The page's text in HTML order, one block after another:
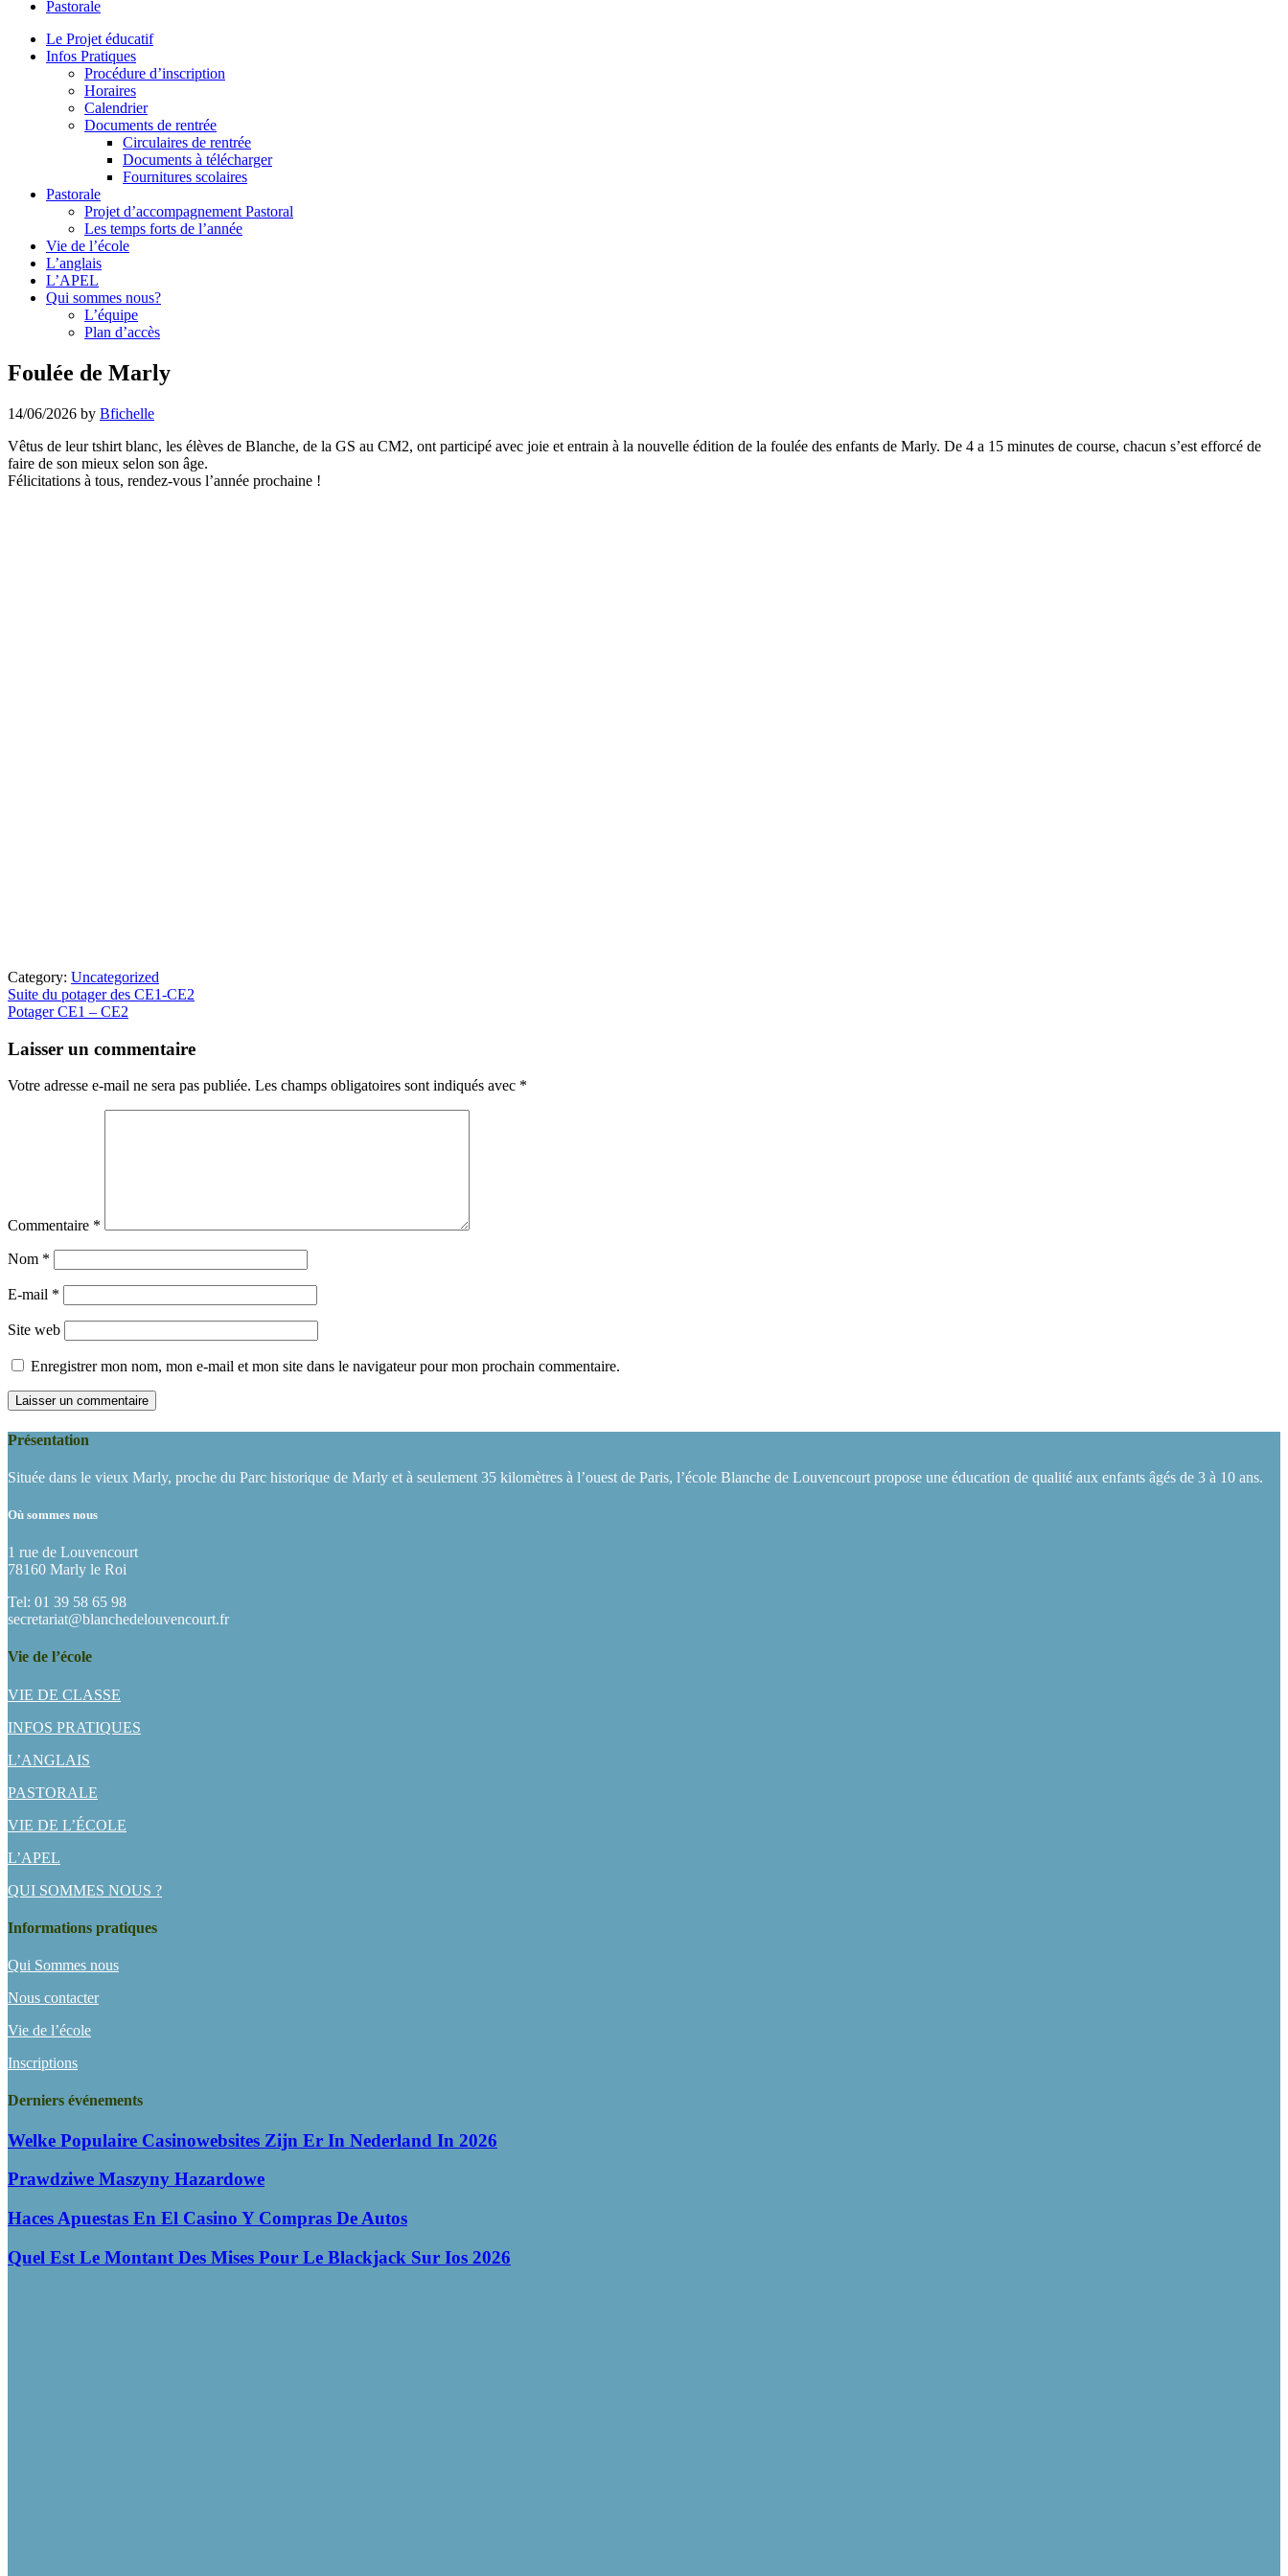
le
Pastorale
Le Projet éducatif
Infos Pratiques
Procédure d’inscription
Horaires
Calendrier
Documents de rentrée
Circulaires de rentrée
Documents à télécharger
Fournitures scolaires
Pastorale
Projet d’accompagnement Pastoral
Les temps forts de l’année
Vie de l’école
L’anglais
L’APEL
Qui sommes nous?
L’équipe
Plan d’accès
Foulée de Marly
14/06/2026 by Bfichelle
Vêtus de leur tshirt blanc, les élèves de Blanche, de la GS au CM2, ont participé avec joie et entrain à la nouvelle édition de la foulée des enfants de Marly. De 4 a 15 minutes de course, chacun s’est efforcé de
faire de son mieux selon son âge.
Félicitations à tous, rendez-vous l’année prochaine !
Category: Uncategorized
Article
précédent
Suite du potager des CE1-CE2
Article
:
Potager CE1 – CE2
du
lecteur
Laisser un commentaire
Votre adresse e-mail ne sera pas publiée. Les champs obligatoires sont indiqués avec *
Commentaire *
Nom *
E-mail *
Site web
Enregistrer mon nom, mon e-mail et mon site dans le navigateur pour mon prochain commentaire.
Présentation
Située dans le vieux Marly, proche du Parc historique de Marly et à seulement 35 kilomètres à l’ouest de Paris, l’école Blanche de Louvencourt propose une éducation de qualité aux enfants âgés de 3 à 10 ans.
Où sommes nous
1 rue de Louvencourt
78160 Marly le Roi
Tel: 01 39 58 65 98
secretariat@blanchedelouvencourt.fr
Vie de l’école
VIE DE CLASSE
INFOS PRATIQUES
L’ANGLAIS
PASTORALE
VIE DE L’ÉCOLE
L’APEL
QUI SOMMES NOUS ?
Informations pratiques
Qui Sommes nous
Nous contacter
Vie de l’école
Inscriptions
Derniers événements
Welke Populaire Casinowebsites Zijn Er In Nederland In 2026
Prawdziwe Maszyny Hazardowe
Haces Apuestas En El Casino Y Compras De Autos
Quel Est Le Montant Des Mises Pour Le Blackjack Sur Ios 2026